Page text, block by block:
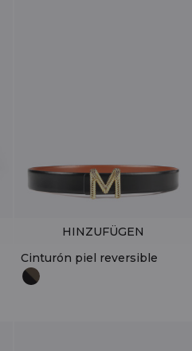
Cinturón piel reversible
HINZUFÜGEN